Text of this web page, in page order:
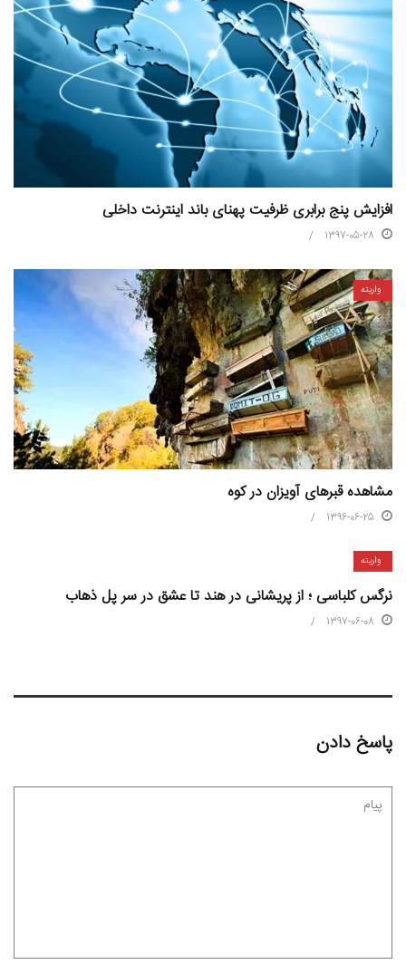
افزایش پنج برابری ظرفیت پهنای باند اینترنت داخلی
1397-05-28
واریته
مشاهده قبرهای آویزان در کوه
1396-06-25
واریته
نرگس کلباسی ؛ از پریشانی در هند تا عشق در سر پل ذهاب
1397-06-08
پاسخ دادن